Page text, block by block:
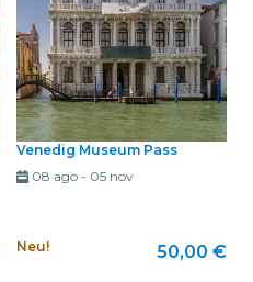
Venedig Museum Pass
08 ago- 05 nov
Neu! 50,00 €